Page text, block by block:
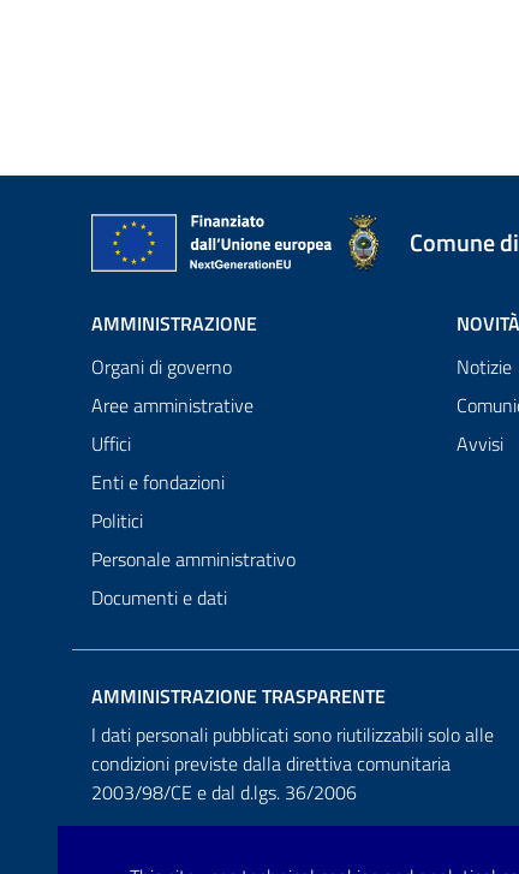
Comune
AMMINISTRAZIONE
Organi di governo
Aree amministrative
Uffici
Enti e fondazioni
Politici
Personale amministrativo
Documenti e dati
NOVITÀ
Notizie
Avvisi
AMMINISTRAZIONE TRASPARENTE
I dati personali pubblicati sono riutilizzabili solo alle
condizioni previste dalla direttiva comunitaria
2003/98/CE e dal d.lgs. 36/2006